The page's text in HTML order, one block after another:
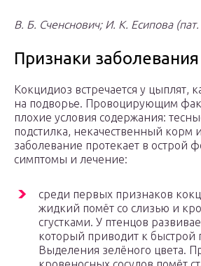
В. Б. Сченснович; И. К. Есипова (пат.
Признаки заболевания
Кокцидиоз встречается у цыплят,
на подворье. Провоцирующим
плохие условия содержания:
подстилка, некачественный корм
заболевание протекает в острой
симптомы и лечение:
среди первых признаков
жидкий помёт со слизью и
сгустками. У птенцов
который приводит к быстрой
Выделения зелёного цвета.